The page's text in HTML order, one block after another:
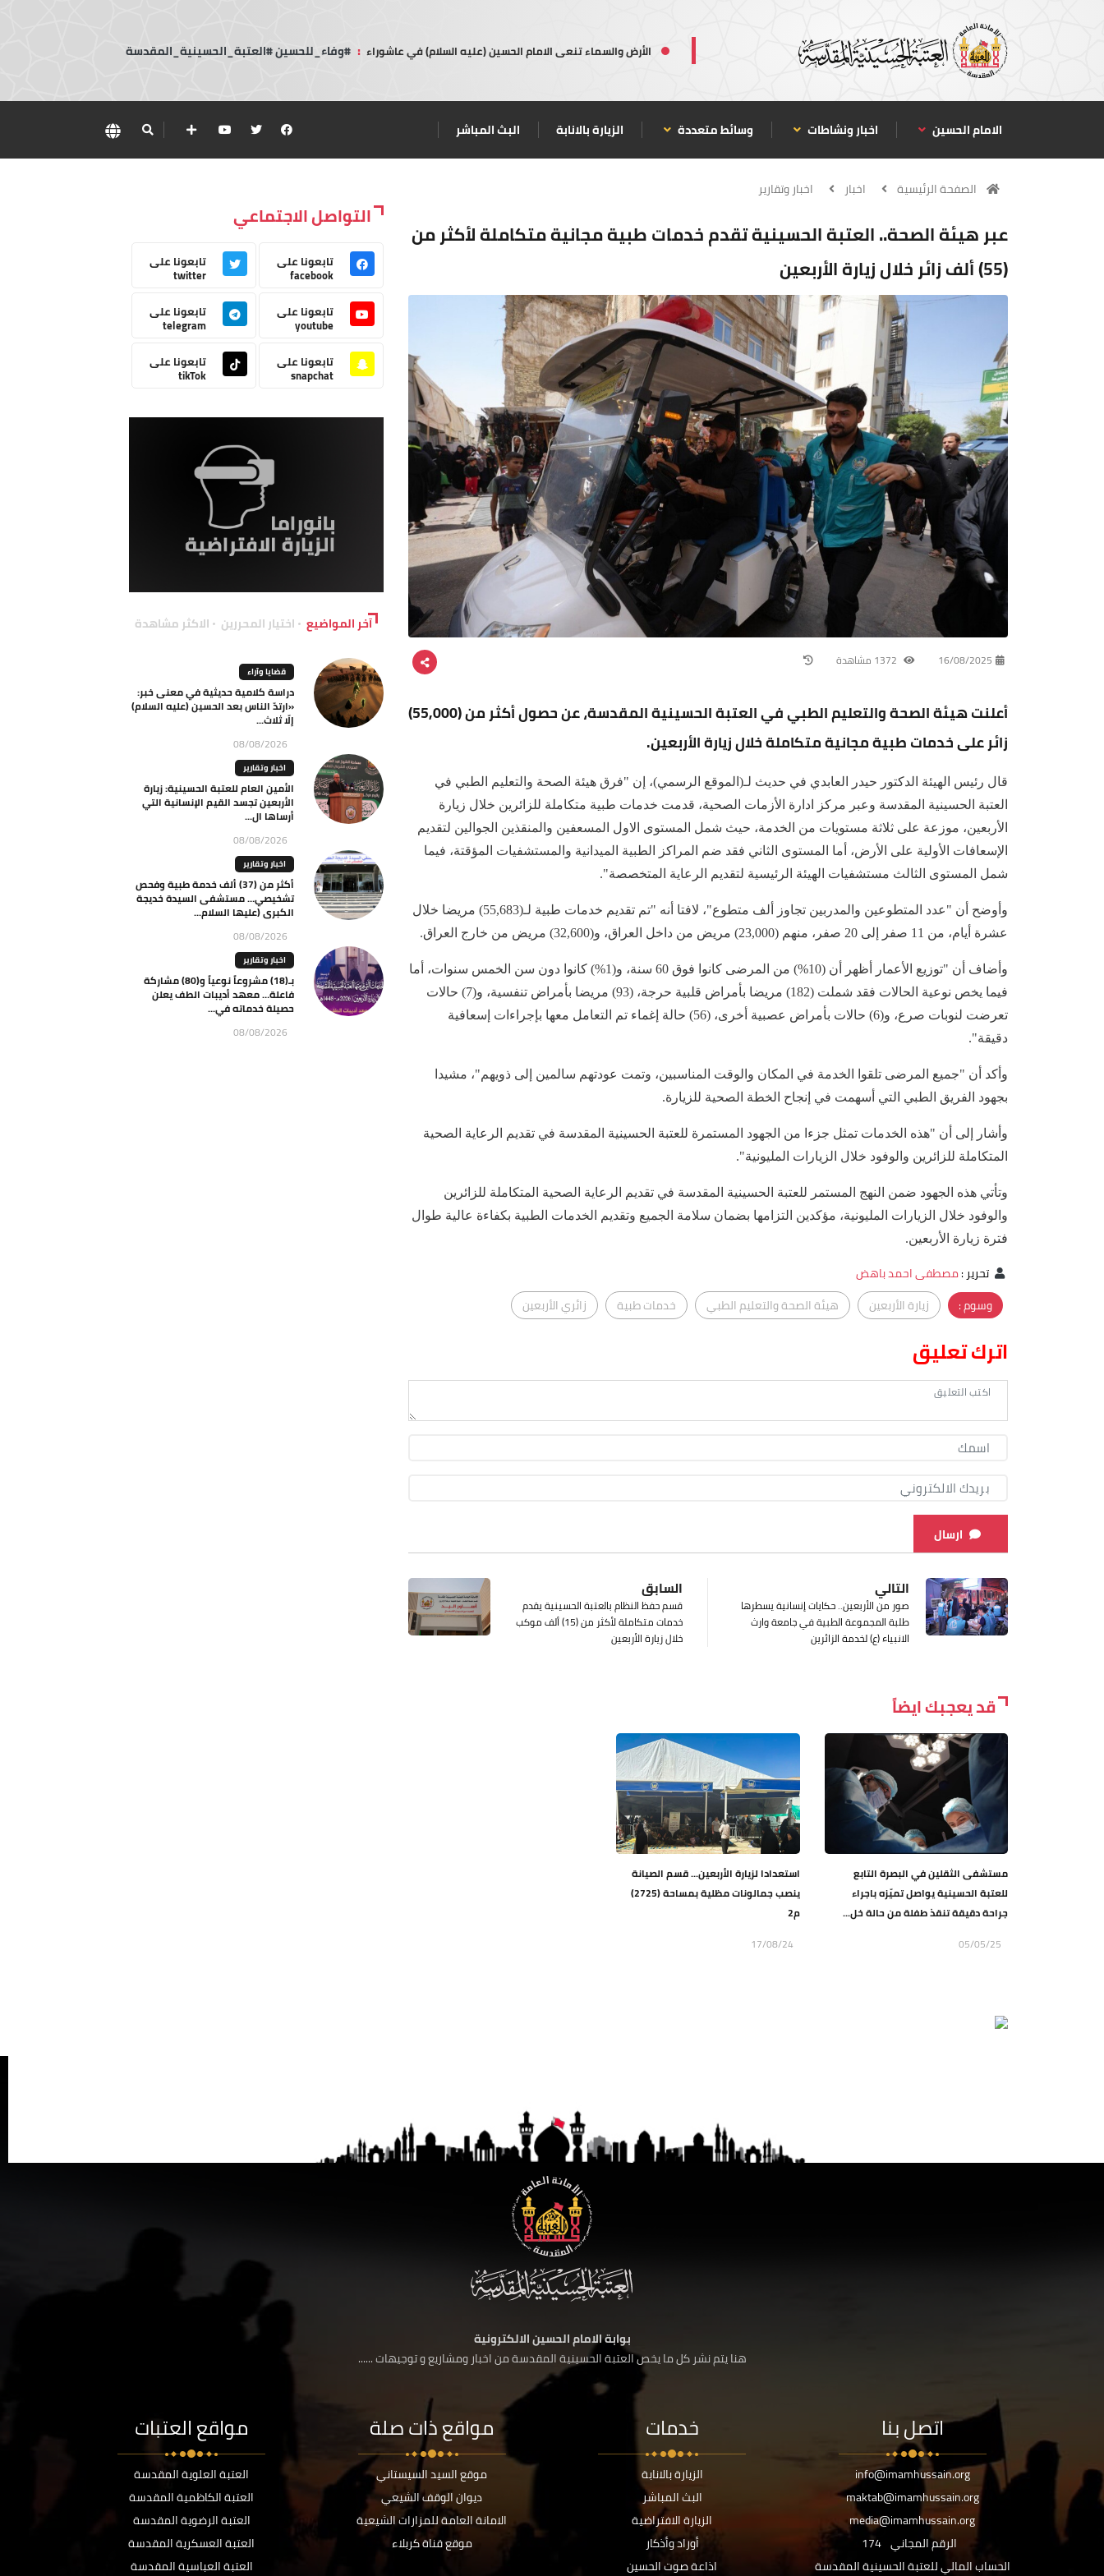
الأرض والسماء تنعى الامام الحسين (عليه السلام) في عاشوراء : #وفاء_للحسين #العتبة_الحسينية_المقدسة
الامام الحسين اخبار ونشاطات وسائط متعددة الزيارة بالانابة البث المباشر
الصفحة الرئيسية اخبار اخبار وتقارير
عبر هيئة الصحة.. العتبة الحسينية تقدم خدمات طبية مجانية متكاملة لأكثر من
(55) ألف زائر خلال زيارة الأربعين
16/08/2025
أعلنت هيئة الصحة والتعليم الطبي في العتبة الحسينية المقدسة، عن حصول أكثر من (55,000)
زائر على خدمات طبية مجانية متكاملة خلال زيارة الأربعين.
قال رئيس الهيئة الدكتور حيدر العابدي في حديث لـ(الموقع الرسمي)، إن "فرق هيئة الصحة والتعليم الطبي في
العتبة الحسينية المقدسة وعبر مركز ادارة الأزمات الصحية، قدمت خدمات طبية متكاملة للزائرين خلال زيارة
الأربعين، موزعة على ثلاثة مستويات من الخدمة، حيث شمل المستوى الاول المسعفين والمنقذين الجوالين لتقديم
الإسعافات الأولية على الأرض، أما المستوى الثاني فقد ضم المراكز الطبية الميدانية والمستشفيات المؤقتة، فيما
شمل المستوى الثالث مستشفيات الهيئة الرئيسية لتقديم الرعاية المتخصصة".
وأوضح أن "عدد المتطوعين والمدربين تجاوز ألف متطوع"، لافتا أنه "تم تقديم خدمات طبية لـ(55,683) مريضا خلال
عشرة أيام، من 11 صفر إلى 20 صفر، منهم (23,000) مريض من داخل العراق، و(32,600) مريض من خارج العراق.
وأضاف أن "توزيع الأعمار أظهر أن (10%) من المرضى كانوا فوق 60 سنة، و(1%) كانوا دون سن الخمس سنوات، أما
فيما يخص نوعية الحالات فقد شملت (182) مريضا بأمراض قلبية حرجة، (93) مريضا بأمراض تنفسية، و(7) حالات
تعرضت لنوبات صرع، و(6) حالات بأمراض عصبية أخرى، (56) حالة إغماء تم التعامل معها بإجراءات إسعافية
دقيقة".
وأكد أن "جميع المرضى تلقوا الخدمة في المكان والوقت المناسبين، وتمت عودتهم سالمين إلى ذويهم"، مشيدا
بجهود الفريق الطبي التي أسهمت في إنجاح الخطة الصحية للزيارة.
وأشار إلى أن "هذه الخدمات تمثل جزءا من الجهود المستمرة للعتبة الحسينية المقدسة في تقديم الرعاية الصحية
المتكاملة للزائرين والوفود خلال الزيارات المليونية".
وتأتي هذه الجهود ضمن النهج المستمر للعتبة الحسينية المقدسة في تقديم الرعاية الصحية المتكاملة للزائرين
والوفود خلال الزيارات المليونية، مؤكدين التزامها بضمان سلامة الجميع وتقديم الخدمات الطبية بكفاءة عالية طوال
فترة زيارة الأربعين.
تحرير:مصطفى احمد باهض
وسوم :
زيارة الأربعين هيئة الصحة والتعليم الطبي خدمات طبية زائري الأربعين
اترك تعليق
ارسال
السابق
قسم حفظ النظام بالعتبة الحسينية يقدم
خدمات متكاملة لأكثر من (15) ألف موكب
خلال زيارة الأربعين
التالي
صور من الأربعين.. حكايات إنسانية يسطرها
طلبة المجموعة الطبية في جامعة وارث
الانبياء (ع) لخدمة الزائرين
قد يعجبك ايضاً
مستشفى الثقلين في البصرة التابع
للعتبة الحسينية يواصل تميّزه باجراء
جراحة دقيقة تنقذ طفلة من حالة خل...
05/05/25
استعدادا لزيارة الأربعين... قسم الصيانة
ينصب جمالونات مظلية بمساحة (2725)
م2
17/08/24
التواصل الاجتماعي
تابعونا على
facebook
تابعونا على
twitter
تابعونا على
youtube
تابعونا على
telegram
تابعونا على
snapchat
تابعونا على
tikTok
آخر المواضيع اختيار المحررين الاكثر مشاهدة
قضايا وآراء
دراسة كلامية حديثية في معنى خبر:
«ارتدّ الناس بعد الحسين (عليه السلام)
إلّا ثلاث...
08/08/2026
اخبار وتقارير
الأمين العام للعتبة الحسينية: زيارة
الأربعين تجسد القيم الإنسانية التي
أرساها ال...
08/08/2026
اخبار وتقارير
أكثر من (37) ألف خدمة طبية وفحص
تشخيصي… مستشفى السيدة خديجة
الكبرى (عليها السلام...
08/08/2026
اخبار وتقارير
بـ(18) مشروعاً نوعياً و(80) مشاركة
فاعلة… معهد أديبات الطف يعلن
حصيلة خدماته في...
08/08/2026
بوابة الامام الحسين الالكترونية
هنا يتم نشر كل ما يخص العتبة الحسينية المقدسة من اخبار ومشاريع و توجيهات ......
اتصل بنا
info@imamhussain.org
maktab@imamhussain.org
media@imamhussain.org
الرقم المجاني 174
الحساب المالي للعتبة الحسينية المقدسة
خدمات
الزيارة بالانابة
البث المباشر
الزيارة الافتراضية
أوراد وأذكار
اذاعة صوت الحسين
مواقع ذات صلة
موقع السيد السيستاني
ديوان الوقف الشيعي
الامانة العامة للمزارات الشيعية
موقع قناة كربلاء
مواقع العتبات
العتبة العلوية المقدسة
العتبة الكاظمية المقدسة
العتبة الرضوية المقدسة
العتبة العسكرية المقدسة
العتبة العباسية المقدسة